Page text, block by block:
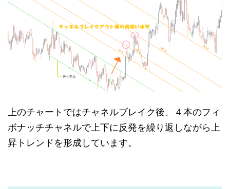
上のチャートではチャネルブレイク後、４本のフィ
ボナッチチャネルで上下に反発を繰り返しながら上
昇トレンドを形成しています。